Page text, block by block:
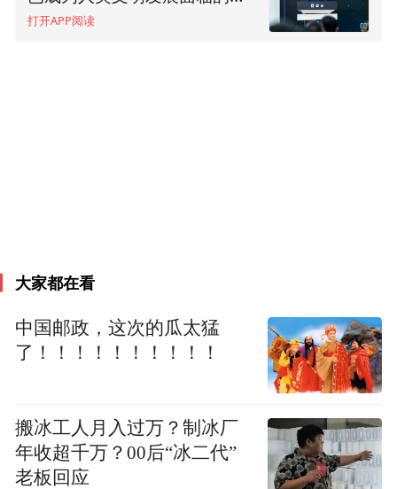
心问题之一
打开APP阅读
持着记录
打开APP阅读
大家都在看
中国邮政，这次的瓜太猛
了！！！！！！！！！！
搬冰工人月入过万？制冰厂
年收超千万？00后“冰二代”
老板回应